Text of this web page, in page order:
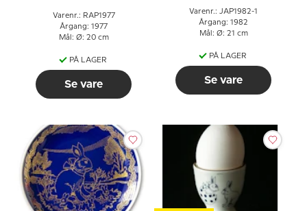
Varenr.: RAP1977
Årgang: 1977
Mål: Ø: 20 cm
PÅ LAGER
Se vare
Varenr.: JAP1982-1
Årgang: 1982
Mål: Ø: 21 cm
PÅ LAGER
Se vare